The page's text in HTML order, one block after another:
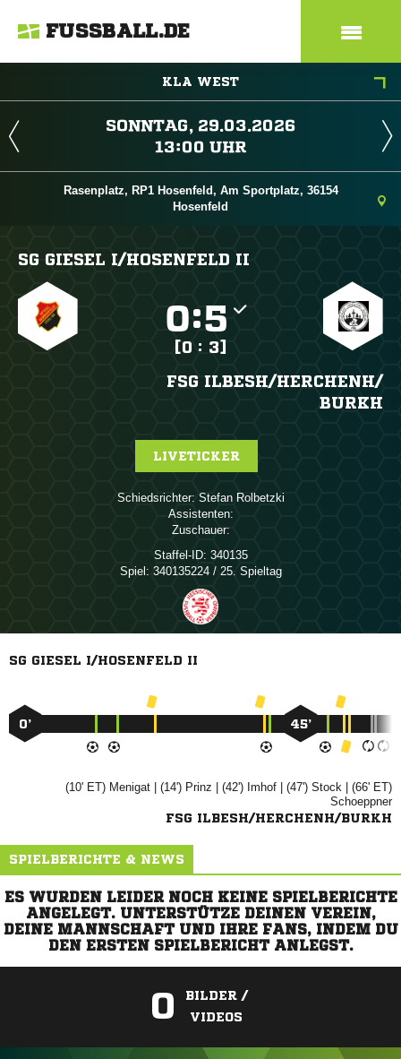
FUSSBALL.DE
KLA WEST
 
 
Rasenplatz, RP1 Hosenfeld, Am Sportplatz, 36154
Hosenfeld
SG GIESEL I/​HOSENFELD II
:
[0 : 3]
FSG ILBESH/​HERCHENH/​
BURKH
LIVETICKER
Schiedsrichter:  
Assistenten:
Zuschauer:
Staffel-ID: 340135
Spiel: 340135224 / 25. Spieltag
SG GIESEL I/HOSENFELD II
0’ 45’
(10' ET)  | (14')  | (42')  | (47')  | (66' ET)

FSG ILBESH/HERCHENH/BURKH
SPIELBERICHTE & NEWS
ES WURDEN LEIDER NOCH KEINE SPIELBERICHTE
ANGELEGT. UNTERSTÜTZE DEINEN VEREIN,
DEINE MANNSCHAFT UND IHRE FANS, INDEM DU
DEN ERSTEN SPIELBERICHT ANLEGST.
0
BILDER /
VIDEOS